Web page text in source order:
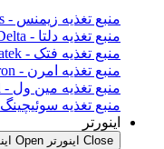
منبع تغذیه زیمنس - Siemens
منبع تغذیه دلتا - Delta
منبع تغذیه فتک - Fatek
منبع تغذیه امرن - Omron
منبع تغذیه مین ول - Meanwell
منبع تغذیه سوئیچینگ
اینورتر
Close اینورتر Open اینورتر